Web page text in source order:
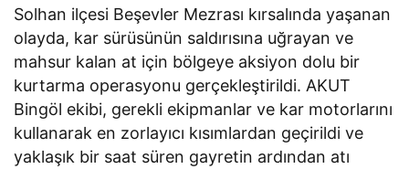
Solhan ilçesi Beşevler Mezrası kırsalında yaşanan
olayda, kar sürüsünün saldırısına uğrayan ve
mahsur kalan at için bölgeye aksiyon dolu bir
kurtarma operasyonu gerçekleştirildi. AKUT
Bingöl ekibi, gerekli ekipmanlar ve kar motorlarını
kullanarak en zorlayıcı kısımlardan geçirildi ve
yaklaşık bir saat süren gayretin ardından atı